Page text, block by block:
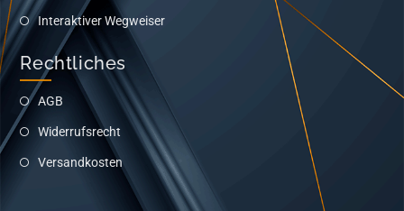
Interaktiver Wegweiser
Rechtliches
AGB
Widerrufsrecht
Versandkosten